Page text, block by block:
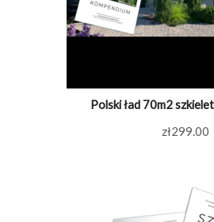
Polski ład 70m2
zł299.00